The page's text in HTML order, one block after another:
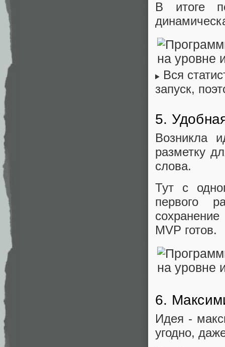
В итоге
Вся
запуск,
5.
Возникла
разметку
слова.
Тут с
первого
MVP готов.
6.
Идея -
угодно,